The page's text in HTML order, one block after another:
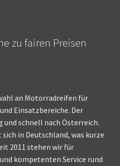
zu fairen Preisen
an Motorradreifen für
Einsatzbereiche. Der
schnell nach Österreich.
in Deutschland, was kurze
2011 stehen wir für
kompetenten Service rund